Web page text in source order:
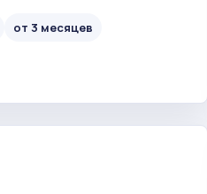
от 3 месяцев